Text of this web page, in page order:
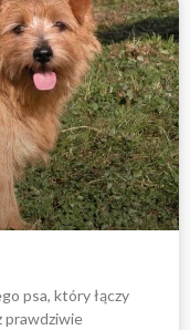
psa, który łączy
prawdziwie